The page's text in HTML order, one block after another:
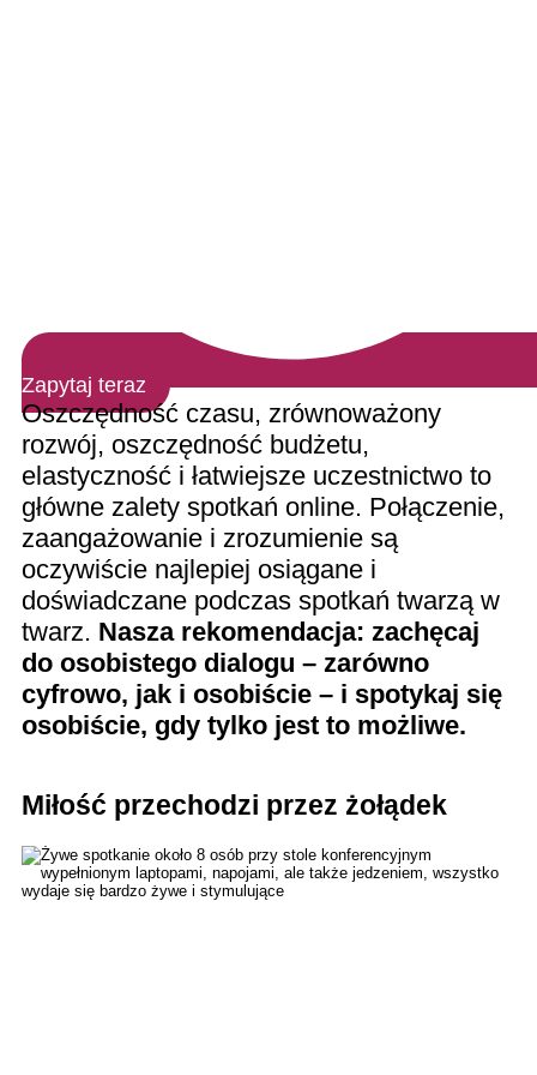
Zapytaj teraz
Oszczędność czasu, zrównoważony
rozwój, oszczędność budżetu,
elastyczność i łatwiejsze uczestnictwo to
główne zalety spotkań online. Połączenie,
zaangażowanie i zrozumienie są
oczywiście najlepiej osiągane i
doświadczane podczas spotkań twarzą w
twarz. Nasza rekomendacja: zachęcaj
do osobistego dialogu – zarówno
cyfrowo, jak i osobiście – i spotykaj się
osobiście, gdy tylko jest to możliwe.
Miłość przechodzi przez żołądek